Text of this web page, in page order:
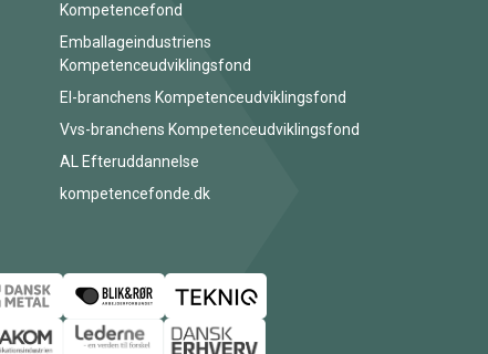
Kompetencefond
Emballageindustriens
Kompetenceudviklingsfond
El-branchens Kompetenceudviklingsfond
Vvs-branchens Kompetenceudviklingsfond
AL Efteruddannelse
kompetencefonde.dk